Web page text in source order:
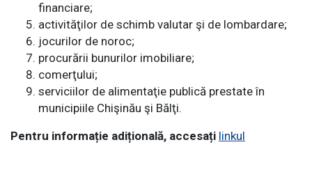
financiare;
activităţilor de schimb valutar şi de lombardare;
jocurilor de noroc;
procurării bunurilor imobiliare;
comerţului;
serviciilor de alimentaţie publică prestate în
municipiile Chişinău şi Bălţi.
Pentru informație adițională, accesați linkul